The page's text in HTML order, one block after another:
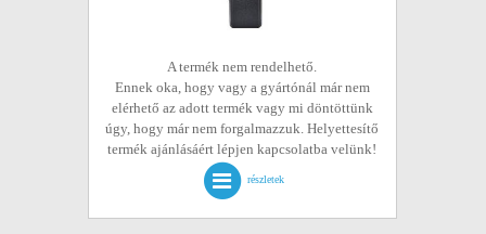
A termék nem rendelhető.
Ennek oka, hogy vagy a gyártónál már nem
elérhető az adott termék vagy mi döntöttünk
úgy, hogy már nem forgalmazzuk. Helyettesítő
termék ajánlásáért lépjen kapcsolatba velünk!
részletek